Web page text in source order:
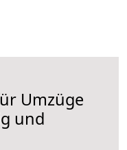
Umzüge
und